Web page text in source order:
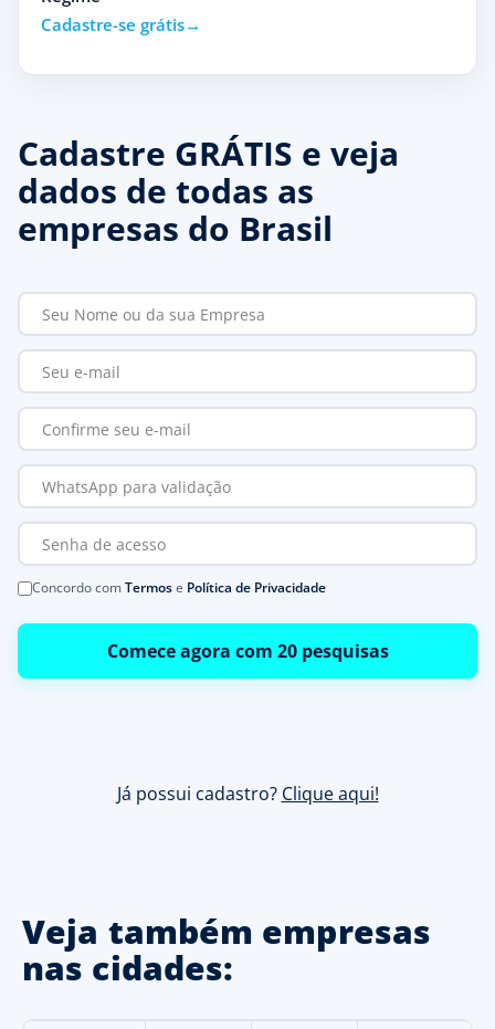
Cadastre-se grátis
Cadastre GRÁTIS e veja
dados de todas as
empresas do Brasil
Concordo comTermose Política de Privacidade
Comece agora com 20 pesquisas
Já possui cadastro? Clique aqui!
Veja também empresas
nas cidades: